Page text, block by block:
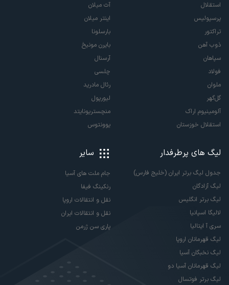
استقلال
پرسپولیس
تراکتور
ذوب آهن
سپاهان
فولاد
ملوان
گل‌گهر
آلومینیوم اراک
استقلال خوزستان
آث میلان
اینتر میلان
بارسلونا
بایرن مونیخ
آرسنال
چلسی
رئال مادرید
لیورپول
منچستریونایتد
یوونتوس
لیگ های پرطرفدار
جدول لیگ برتر ایران (خلیج فارس)
لیگ آزادگان
لیگ برتر انگلیس
لالیگا اسپانیا
سری آ ایتالیا
لیگ قهرمانان اروپا
لیگ نخبگان آسیا
لیگ قهرمانان آسیا دو
لیگ برتر فوتسال
سایر
جام ملت های آسیا
رنکینگ فیفا
نقل و انتقالات اروپا
نقل و انتقالات ایران
پاری سن ژرمن